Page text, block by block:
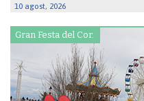
10 agost, 2026
Gran Festa del Cor.